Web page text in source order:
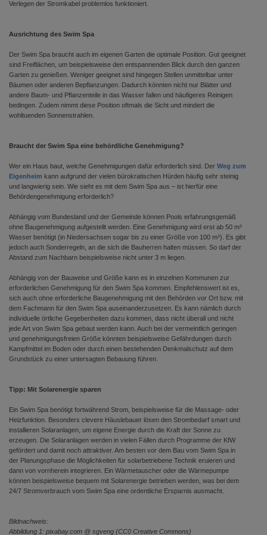
Verlegen der Stromkabel problemlos funktioniert.
Ausrichtung des Swim Spa
Der Swim Spa braucht auch im eigenen Garten die optimale Position. Gut geeignet
sind Freiflächen, um beispielsweise den entspannenden Blick durch den ganzen
Garten zu genießen. Weniger geeignet sind hingegen Stellen unmittelbar unter
Bäumen oder anderen Bepflanzungen. Dadurch könnten nicht nur Blätter und
andere Baum- und Pflanzenteile in das Wasser fallen und häufigeres Reinigen
bedingen. Zudem nimmt diese Position oftmals die Sicht und mindert die
wohltuenden Sonnenstrahlen.
Braucht der Swim Spa eine behördliche Genehmigung?
Wer ein Haus baut, welche Genehmigungen dafür erforderlich sind. Der Weg zum
Eigenheim kann aufgrund der vielen bürokratischen Hürden häufig sehr steinig
und langwierig sein. Wie sieht es mit dem Swim Spa aus – ist hierfür eine
Behördengenehmigung erforderlich?
Abhängig vom Bundesland und der Gemeinde können Pools erfahrungsgemäß
ohne Baugenehmigung aufgestellt werden. Eine Genehmigung wird erst ab 50 m³
Wasser benötigt (in Niedersachsen sogar bis zu einer Größe von 100 m³). Es gibt
jedoch auch Sonderregeln, an die sich die Bauherren halten müssen. So darf der
Abstand zum Nachbarn beispielsweise nicht unter 3 m liegen.
Abhängig von der Bauweise und Größe kann es in einzelnen Kommunen zur
erforderlichen Genehmigung für den Swim Spa kommen. Empfehlenswert ist es,
sich auch ohne erforderliche Baugenehmigung mit den Behörden vor Ort bzw. mit
dem Fachmann für den Swim Spa auseinanderzusetzen. Es kann nämlich durch
individuelle örtliche Gegebenheiten dazu kommen, dass nicht überall und nicht
jede Art von Swim Spa gebaut werden kann. Auch bei der vermeintlich geringen
und genehmigungsfreien Größe könnten beispielsweise Gefährdungen durch
Kampfmittel im Boden oder durch einen bestehenden Denkmalschutz auf dem
Grundstück zu einer untersagten Bebauung führen.
Tipp: Mit Solarenergie sparen
Ein Swim Spa benötigt fortwährend Strom, beispielsweise für die Massage- oder
Heizfunktion. Besonders clevere Häuslebauer lösen den Strombedarf smart und
installieren Solaranlagen, um eigene Energie durch die Kraft der Sonne zu
erzeugen. Die Solaranlagen werden in vielen Fällen durch Programme der KfW
gefördert und damit noch attraktiver. Am besten vor dem Bau vom Swim Spa in
der Planungsphase die Möglichkeiten für solarbetriebene Technik eruieren und
dann von vornherein integrieren. Ein Wärmetauscher oder die Wärmepumpe
können beispielsweise bequem mit Solarenergie betrieben werden, was bei dem
24/7 Stromverbrauch vom Swim Spa eine ordentliche Ersparnis ausmacht.
Bildnachweis:
Abbildung 1: pixabay.com @ sgveng (CC0 Creative Commons)